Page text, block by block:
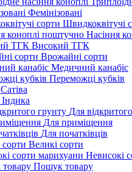
Фемінізовані
Швидкоквітучі
Насіння
Високий ТГК
Врожайні сорти
Медичний канабіс
Переможці кубків
Сатіва
Індика
Для
Для приміщення
Для початківців
Великі сорти
Невисокі
Пошук товару